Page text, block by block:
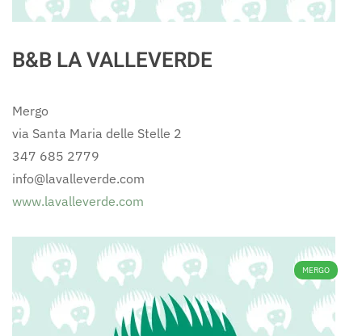
B&B LA VALLEVERDE
Mergo
via Santa Maria delle Stelle 2
347 685 2779
info@lavalleverde.com
www.lavalleverde.com
MERGO